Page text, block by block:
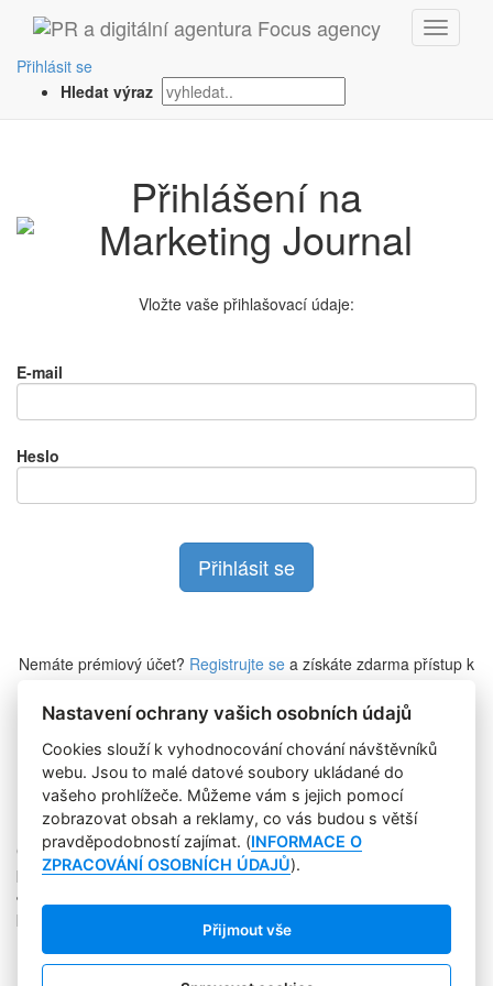
Přihlásit se
Hledat výraz
Přihlášení na
Vložte vaše přihlašovací údaje:
E-mail
Heslo
Nemáte prémiový účet? Registrujte se a získáte zdarma přístup k
Zapomněli jste heslo?
Copyright © 2004-2020 Focus Agency, s.r.o. Plné znění licenčních
podmínek. ISSN 1803-957X
Jakékoliv publikování, přebírání nebo šíření obsahu je bez
písemného souhlasu Focus Agency, s.r.o. zakázáno.
RSS 1
Štítky
Nastavení ochrany vašich osobních údajů
Cookies slouží k vyhodnocování chování návštěvníků
webu. Jsou to malé datové soubory ukládané do
vašeho prohlížeče. Můžeme vám s jejich pomocí
zobrazovat obsah a reklamy, co vás budou s větší
pravděpodobností zajímat. (INFORMACE O
ZPRACOVÁNÍ OSOBNÍCH ÚDAJŮ).
Přijmout vše